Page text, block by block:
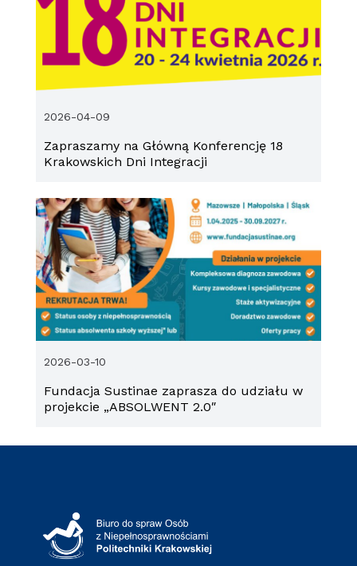
Zapraszamy na Główną Konferencję 18
Krakowskich Dni Integracji
2026-04-09
Fundacja Sustinae zaprasza do udziału w
projekcie „ABSOLWENT 2.0″
2026-03-10